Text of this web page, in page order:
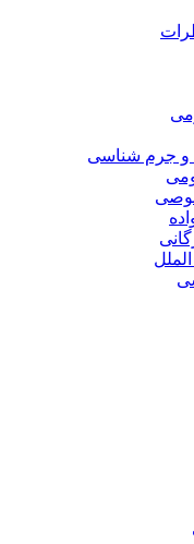
و جرم شناسی